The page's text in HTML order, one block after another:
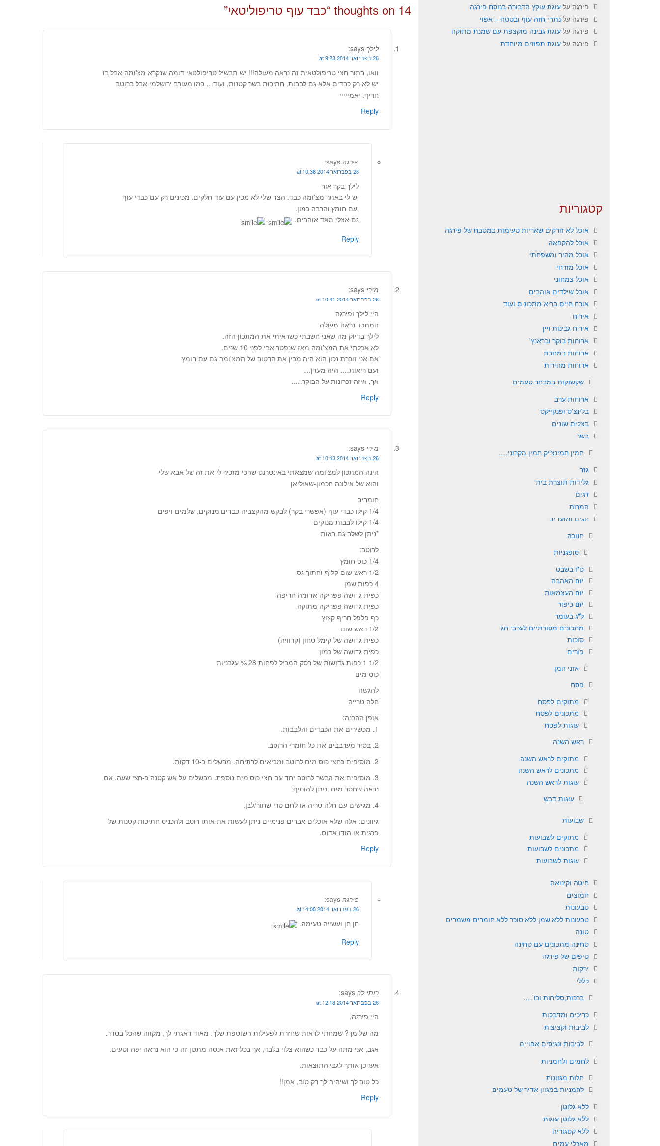
14 thoughts on “ כבד עוף טריפוליטאי”
לילך says:
26 בפברואר 2014 at 9:23
וואו, בתור חצי טריפולטאית זה נראה מעולה!!! יש תבשיל טריפולטאי דומה שנקרא מצ'ומה אבל בו
יש לא רק כבדים אלא גם לבבות, חתיכות בשר קטנות, ועוד… כמו מעורב ירושלמי אבל ברוטב
חריף. יאמייייי
Reply
פירגה says:
26 בפברואר 2014 at 10:36
לילך בקר אור
יש לי באתר מצ'ומה כבד. הצד שלי לא מכין עם עוד חלקים. מכינים רק עם כבדי עוף
,עם חומץ והרבה כמון.
גם אצלי מאד אוהבים.
Reply
מירי says:
26 בפברואר 2014 at 10:41
היי לילך ופירגה
המתכון נראה מעולה
לילך בדיוק מה שאני חשבתי כשראיתי את המתכון הזה.
לא אכלתי את המצ'ומה מאז שנפטר אבי לפני 10 שנים.
אם אני זוכרת נכון הוא היה מכין את הרטוב של המצ'ומה גם עם חומץ
ועם ריאות…. היה מעדן….
אך, איזה זכרונות על הבוקר…..
Reply
מירי says:
26 בפברואר 2014 at 10:43
הינה המתכון למצ'ומה שמצאתי באינטרנט שהכי מזכיר לי את זה של אבא שלי
והוא של אילונה חכמון-שאוליאן
חומרים
1/4 קילו כבדי עוף (אפשרי בקר) לבקש מהקצביה כבדים מנוקים, שלמים ויפים
1/4 קילו לבבות מנוקים
*ניתן לשלב גם ראות
לרוטב:
1/4 כוס חומץ
1/2 ראש שום קלוף וחתוך גס
4 כפות שמן
כפית גדושה פפריקה אדומה חריפה
כפית גדושה פפריקה מתוקה
כף פלפל חריף קצוץ
1/2 ראש שום
כפית גדושה של קימל טחון (קרוויה)
כפית גדושה של כמון
1/2 1 כפות גדושות של רסק המכיל לפחות 28 % עגבניות
כוס מים
להגשה
חלה טרייה
אופן ההכנה:
1. מכשירים את הכבדים והלבבות.
2. בסיר מערבבים את כל חומרי הרוטב.
2. מוסיפים כחצי כוס מים לרוטב ומביאים לרתיחה. מבשלים כ-10 דקות.
3. מוסיפים את הבשר לרוטב יחד עם חצי כוס מים נוספת. מבשלים על אש קטנה כ-חצי שעה. אם
נראה שחסר מים, ניתן להוסיף.
4. מגישים עם חלה טריה או לחם טרי שחור/לבן.
גיוונים: אלה שלא אוכלים אברים פנימיים ניתן לעשות את אותו רוטב ולהכניס חתיכות קטנות של
פרגית או הודו אדום.
Reply
פירגה says:
26 בפברואר 2014 at 14:08
חן חן ועשייה טעימה.
Reply
רותי לב says:
26 בפברואר 2014 at 12:18
היי פירגה,
מה שלומך? שמחתי לראות שחזרת לפעילות השוטפת שלך. מאוד דאגתי לך, מקווה שהכל בסדר.
אגב, אני מתה על כבד כשהוא צלוי בלבד, אך בכל זאת אנסה מתכון זה כי הוא נראה יפה וטעים.
אעדכן אותך לגבי התוצאות.
כל טוב לך ושיהיה לך רק טוב, אמן!!
Reply
פירגה על עוגת עוקץ הדבורה בנוסח פירגה
פירגה על נתחי חזה עוף ובטטה – אפוי
פירגה על עוגת גבינה מוקצפת עם שמנת מתוקה
פירגה על עוגת תפוזים מיוחדת
קטגוריות
אוכל לא זורקים שאריות טעימות במטבח של פירגה
אוכל להקפאה
אוכל מהיר ומשפחתי
אוכל מזרחי
אוכל צמחוני
אוכל שילדים אוהבים
אורח חיים בריא מתכונים ועוד
אירוח
אירוח גבינות ויין
ארוחות בוקר ובראנץ'
ארוחות במחבת
ארוחות מהירות
שקשוקות במבחר טעמים
ארוחות ערב
בלינצ'ס ופנקייקס
בצקים שונים
בשר
חמין חמינצ'יק חמין מקרוני….
גזר
גלידות תוצרת בית
דגים
המרות
חגים ומועדים
חנוכה
סופגניות
ט"ו בשבט
יום האהבה
יום העצמאות
יום כיפור
ל"ג בעומר
מתכונים מסורתיים לערבי חג
סוכות
פורים
אזני המן
פסח
מתוקים לפסח
מתכונים לפסח
עוגות לפסח
ראש השנה
מתוקים לראש השנה
מתכונים לראש השנה
עוגות לראש השנה
עוגות דבש
שבועות
מתוקים לשבועות
מתכונים לשבועות
עוגות לשבועות
חיטה וקינואה
חמוצים
טבעונות
טבעונות ללא שמן ללא סוכר ללא חומרים משמרים
טונה
טחינה מתכונים עם טחינה
טיפים של פירגה
ירקות
כללי
ברכות,סליחות וכו'….
כריכים ומדבקות
לביבות וקציצות
לביבות ונגיסים אפויים
לחמים ולחמניות
חלות מגוונות
לחמניות במגוון אדיר של טעמים
ללא גלוטן
ללא גלוטן עוגות
ללא קטגוריה
מאכלי עמים